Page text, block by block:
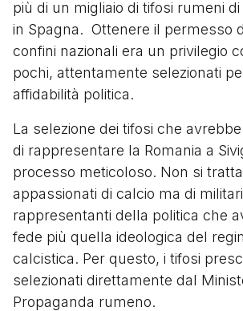
più di un migliaio di tifosi rumeni
in Spagna. Ottenere il permesso
confini nazionali era un privilegio
pochi, attentamente selezionati
affidabilità politica.
La selezione dei tifosi che
di rappresentare la Romania a
processo meticoloso. Non si
appassionati di calcio ma di
rappresentanti della politica che
fede più quella ideologica del
calcistica. Per questo, i tifosi
selezionati direttamente dal
Propaganda rumeno.